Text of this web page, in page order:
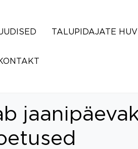
TALUPIDAJATE